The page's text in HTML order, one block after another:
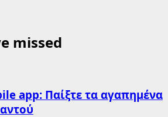
missed
app: Παίξτε τα αγαπημένα